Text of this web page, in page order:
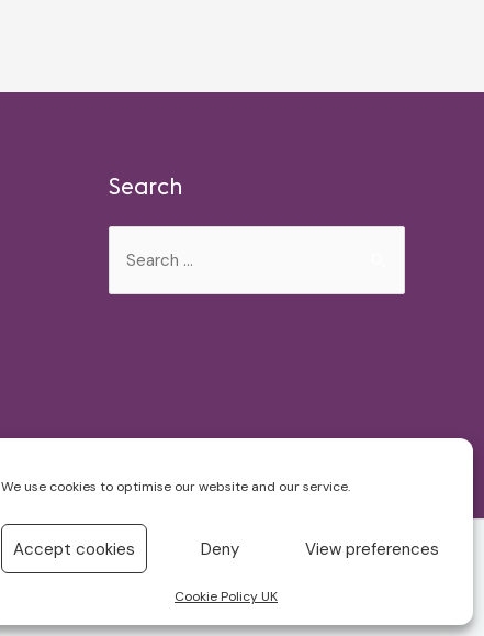
We use cookies to optimise our website and our service.
Accept cookies Deny View preferences
Cookie Policy UK
Search
for: